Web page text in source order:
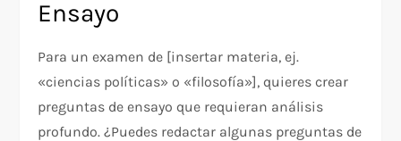
Ensayo
Para un examen de [insertar materia, ej.
«ciencias políticas» o «filosofía»], quieres crear
preguntas de ensayo que requieran análisis
profundo. ¿Puedes redactar algunas preguntas de